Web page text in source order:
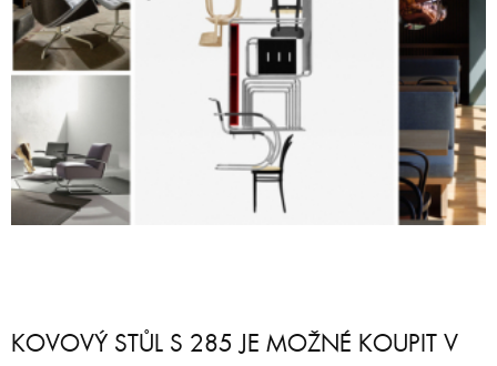
KOVOVÝ STŮL S 285 JE MOŽNÉ KOUPIT V